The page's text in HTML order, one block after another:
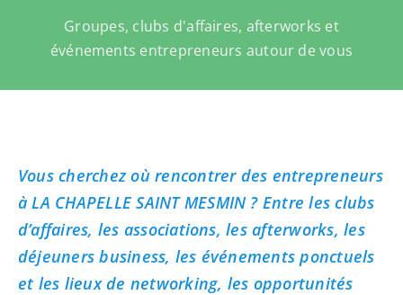
Groupes, clubs d'affaires, afterworks et
événements entrepreneurs autour de vous
Vous cherchez où rencontrer des entrepreneurs
à LA CHAPELLE SAINT MESMIN ? Entre les clubs
d’affaires, les associations, les afterworks, les
déjeuners business, les événements ponctuels
et les lieux de networking, les opportunités